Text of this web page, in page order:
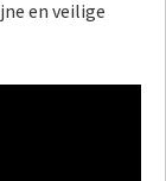
en veilige